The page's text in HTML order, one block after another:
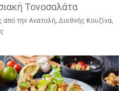
Τονοσαλάτα
από την Ανατολή, Διεθνής Κουζίνα,